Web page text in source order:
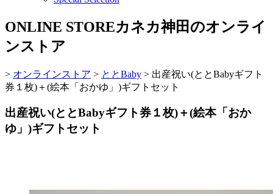
ONLINE STOREカネカ神田のオンライ
ンストア
> オンラインストア > ととBaby > 出産祝い(ととBabyギフト
券１枚)＋(絵本「おかゆ」)ギフトセット
出産祝い(ととBabyギフト券１枚)＋(絵本「おか
ゆ」)ギフトセット